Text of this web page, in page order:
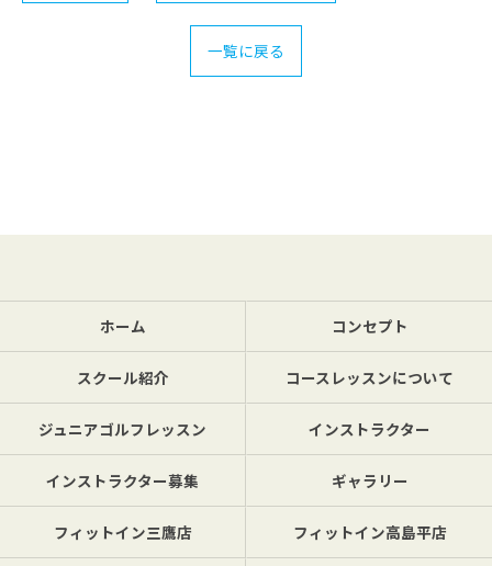
一覧に戻る
ホーム コンセプト
スクール紹介 コースレッスンについて
ジュニアゴルフレッスン インストラクター
インストラクター募集 ギャラリー
フィットイン三鷹店 フィットイン高島平店
お問い合わせはこちら